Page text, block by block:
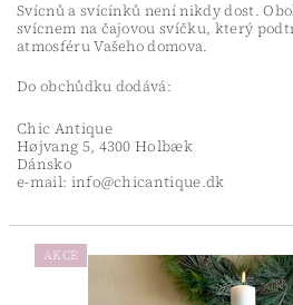
Svícnů a svícínků není nikdy dost.
svícnem na čajovou svíčku, který
atmosféru Vašeho domova.
Do obchůdku dodává:
Chic Antique
Højvang 5, 4300 Holbæk
Dánsko
e-mail: info@chicantique.dk
AKCE